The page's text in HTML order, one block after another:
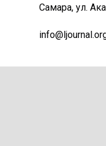
Самара, ул.